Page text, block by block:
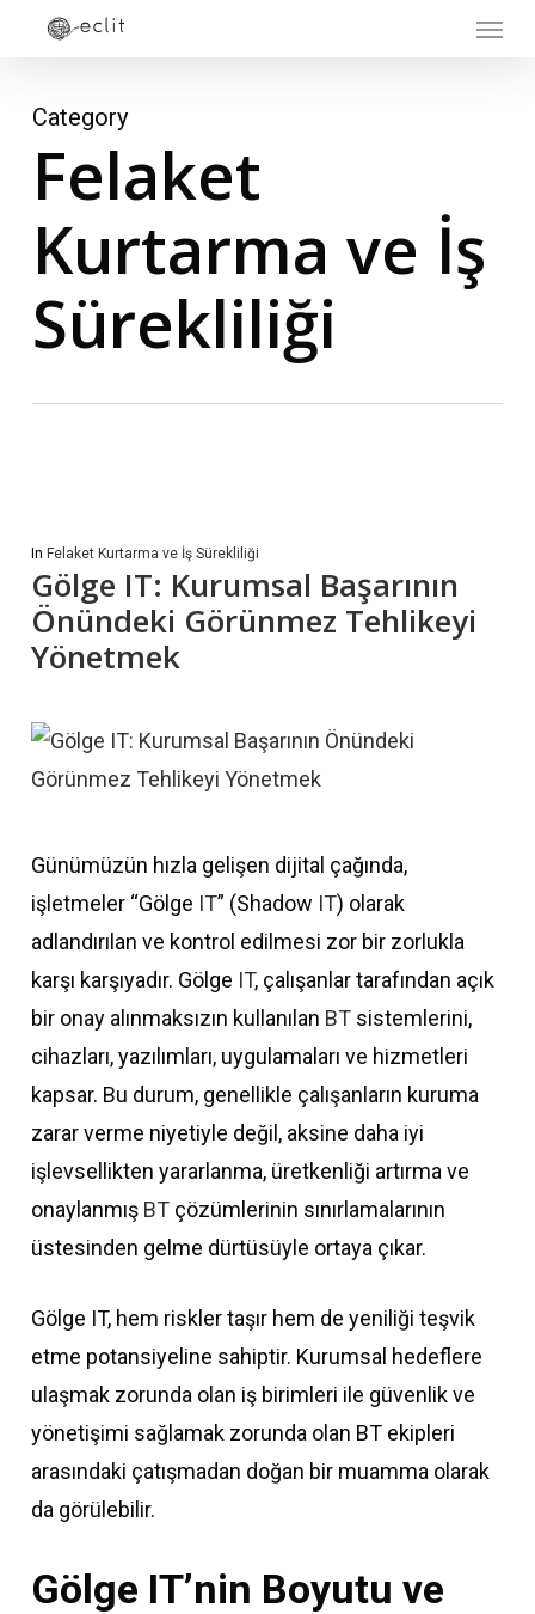
content
Category
Felaket
Kurtarma ve İş
Sürekliliği
In Felaket Kurtarma ve İş Sürekliliği
Gölge IT: Kurumsal Başarının
Önündeki Görünmez Tehlikeyi
Yönetmek
Günümüzün hızla gelişen dijital çağında,
işletmeler “Gölge IT” (Shadow IT) olarak
adlandırılan ve kontrol edilmesi zor bir zorlukla
karşı karşıyadır. Gölge IT, çalışanlar tarafından açık
bir onay alınmaksızın kullanılan BTsistemlerini,
cihazları, yazılımları, uygulamaları ve hizmetleri
kapsar. Bu durum, genellikle çalışanların kuruma
zarar verme niyetiyle değil, aksine daha iyi
işlevsellikten yararlanma, üretkenliği artırma ve
onaylanmış BTçözümlerinin sınırlamalarının
üstesinden gelme dürtüsüyle ortaya çıkar.
Gölge IT, hem riskler taşır hem de yeniliği teşvik
etme potansiyeline sahiptir. Kurumsal hedeflere
ulaşmak zorunda olan iş birimleri ile güvenlik ve
yönetişimi sağlamak zorunda olan BT ekipleri
arasındaki çatışmadan doğan bir muamma olarak
da görülebilir.
Gölge IT’nin Boyutu ve